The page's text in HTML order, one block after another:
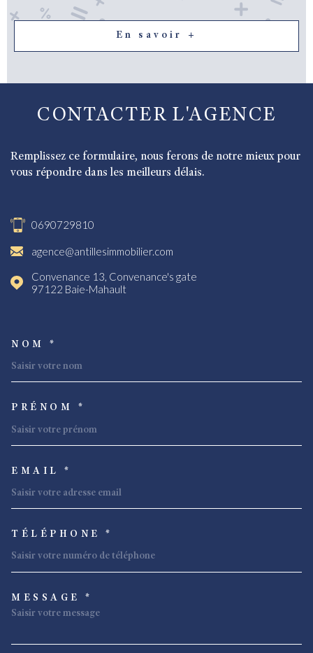
En savoir +
CONTACTER L'AGENCE
Remplissez ce formulaire, nous ferons de notre mieux pour
vous répondre dans les meilleurs délais.
0690729810
agence@antillesimmobilier.com
Convenance 13, Convenance's gate
97122
Baie-Mahault
NOM *
PRÉNOM *
EMAIL *
TÉLÉPHONE *
MESSAGE *